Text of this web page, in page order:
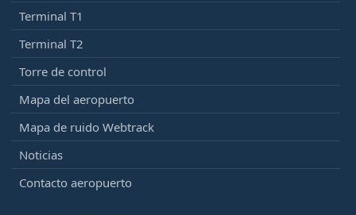
Terminal T1
Terminal T2
Torre de control
Mapa del aeropuerto
Mapa de ruido Webtrack
Noticias
Contacto aeropuerto